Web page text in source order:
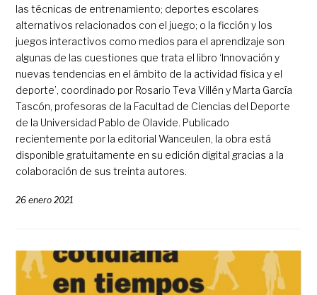
las técnicas de entrenamiento; deportes escolares
alternativos relacionados con el juego; o la ficción y los
juegos interactivos como medios para el aprendizaje son
algunas de las cuestiones que trata el libro ‘Innovación y
nuevas tendencias en el ámbito de la actividad física y el
deporte’, coordinado por Rosario Teva Villén y Marta García
Tascón, profesoras de la Facultad de Ciencias del Deporte
de la Universidad Pablo de Olavide. Publicado
recientemente por la editorial Wanceulen, la obra está
disponible gratuitamente en su edición digital gracias a la
colaboración de sus treinta autores.
26 enero 2021